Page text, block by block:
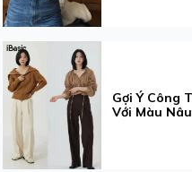
Gợi Ý Công
Với Màu